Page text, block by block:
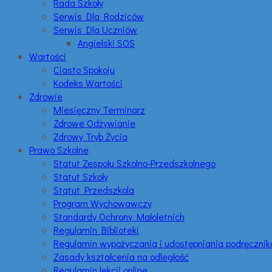
Rada Szkoły
Serwis Dla Rodziców
Serwis Dla Uczniów
Angielski SOS
Wartości
Ciasto Spokoju
Kodeks Wartości
Zdrowie
Miesięczny Terminarz
Zdrowe Odżywianie
Zdrowy Tryb Życia
Prawo Szkolne
Statut Zespołu Szkolno-Przedszkolnego
Statut Szkoły
Statut Przedszkola
Program Wychowawczy
Standardy Ochrony Małoletnich
Regulamin Biblioteki
Regulamin wypożyczania i udostępniania
Zasady kształcenia na odległość